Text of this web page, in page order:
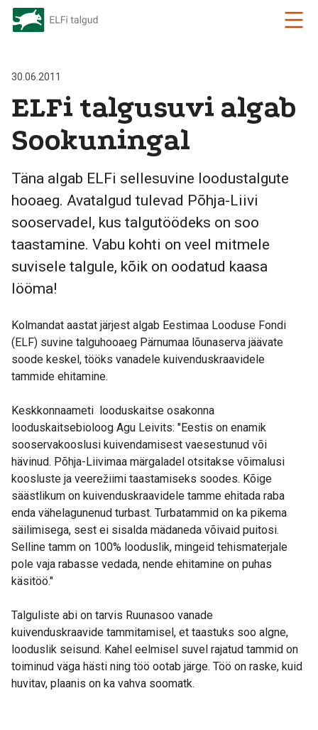
30.06.2011
ELFi talgusuvi algab
Sookuningal
Täna algab ELFi sellesuvine loodustalgute
hooaeg. Avatalgud tulevad Põhja-Liivi
sooservadel, kus talgutöödeks on soo
taastamine. Vabu kohti on veel mitmele
suvisele talgule, kõik on oodatud kaasa
lööma!
Kolmandat aastat järjest algab Eestimaa Looduse Fondi
(ELF) suvine talguhooaeg Pärnumaa lõunaserva jäävate
soode keskel, tööks vanadele kuivenduskraavidele
tammide ehitamine.
Keskkonnaameti looduskaitse osakonna
looduskaitsebioloog Agu Leivits: "Eestis on enamik
sooservakooslusi kuivendamisest vaesestunud või
hävinud. Põhja-Liivimaa märgaladel otsitakse võimalusi
koosluste ja veerežiimi taastamiseks soodes. Kõige
säästlikum on kuivenduskraavidele tamme ehitada raba
enda vähelagunenud turbast. Turbatammid on ka pikema
säilimisega, sest ei sisalda mädaneda võivaid puitosi.
Selline tamm on 100% looduslik, mingeid tehismaterjale
pole vaja rabasse vedada, nende ehitamine on puhas
käsitöö."
Talguliste abi on tarvis Ruunasoo vanade
kuivenduskraavide tammitamisel, et taastuks soo algne,
looduslik seisund. Kahel eelmisel suvel rajatud tammid on
toiminud väga hästi ning töö ootab järge. Töö on raske, kuid
huvitav, plaanis on ka vahva soomatk.